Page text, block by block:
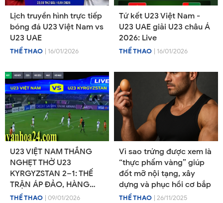
Lịch truyền hình trực tiếp
bóng đá U23 Việt Nam vs
U23 UAE
THỂ THAO | 16/01/2026
Tứ kết U23 Việt Nam -
U23 UAE giải U23 châu Á
2026: Live
THỂ THAO | 16/01/2026
U23 VIỆT NAM THẮNG
NGHẸT THỞ U23
KYRGYZSTAN 2–1: THẾ
TRẬN ÁP ĐẢO, HÀNG
CÔNG HIỆU QUẢ, HÀNG
THỂ THAO | 09/01/2026
Vì sao trứng được xem là
“thực phẩm vàng” giúp
đốt mỡ nội tạng, xây
dựng và phục hồi cơ bắp
THỂ THAO | 26/11/2025